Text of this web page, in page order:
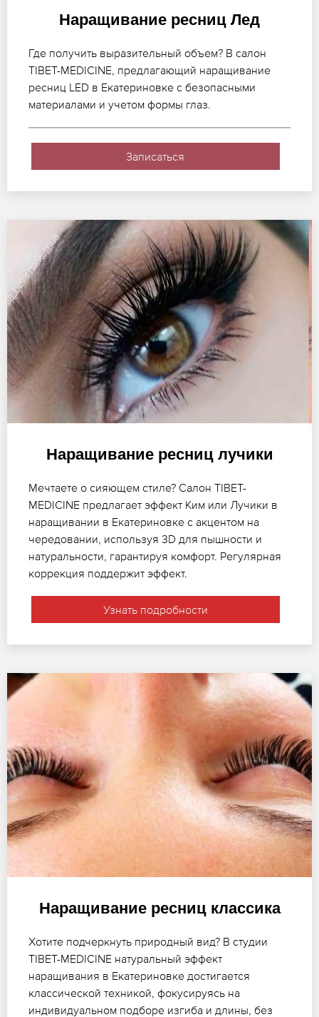
Наращивание ресниц Лед
Где получить выразительный объем? В салон
TIBET-MEDICINE, предлагающий наращивание
ресниц LED в Екатериновке с безопасными
материалами и учетом формы глаз.
Записаться
Наращивание ресниц лучики
Мечтаете о сияющем стиле? Салон TIBET-
MEDICINE предлагает эффект Ким или Лучики в
наращивании в Екатериновке с акцентом на
чередовании, используя 3D для пышности и
натуральности, гарантируя комфорт. Регулярная
коррекция поддержит эффект.
Узнать подробности
Наращивание ресниц классика
Хотите подчеркнуть природный вид? В студии
TIBET-MEDICINE натуральный эффект
наращивания в Екатериновке достигается
классической техникой, фокусируясь на
индивидуальном подборе изгиба и длины, без